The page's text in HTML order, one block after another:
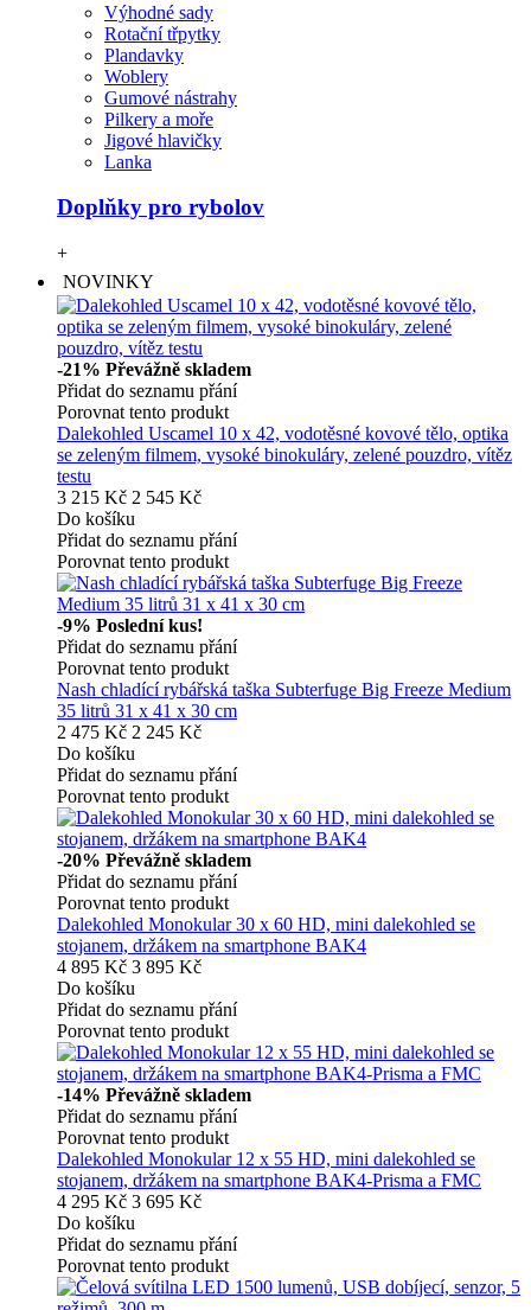
Výhodné sady
Rotační třpytky
Plandavky
Woblery
Gumové nástrahy
Pilkery a moře
Jigové hlavičky
Lanka
Doplňky pro rybolov
+
NOVINKY
-21% Převážně skladem
Přidat do seznamu přání
Porovnat tento produkt
Dalekohled Uscamel 10 x 42, vodotěsné kovové tělo, optika
se zeleným filmem, vysoké binokuláry, zelené pouzdro, vítěz
testu
3 215 Kč 2 545 Kč
Do košíku
Přidat do seznamu přání
Porovnat tento produkt
-9% Poslední kus!
Přidat do seznamu přání
Porovnat tento produkt
Nash chladící rybářská taška Subterfuge Big Freeze Medium
35 litrů 31 x 41 x 30 cm
2 475 Kč 2 245 Kč
Do košíku
Přidat do seznamu přání
Porovnat tento produkt
-20% Převážně skladem
Přidat do seznamu přání
Porovnat tento produkt
Dalekohled Monokular 30 x 60 HD, mini dalekohled se
stojanem, držákem na smartphone BAK4
4 895 Kč 3 895 Kč
Do košíku
Přidat do seznamu přání
Porovnat tento produkt
-14% Převážně skladem
Přidat do seznamu přání
Porovnat tento produkt
Dalekohled Monokular 12 x 55 HD, mini dalekohled se
stojanem, držákem na smartphone BAK4-Prisma a FMC
4 295 Kč 3 695 Kč
Do košíku
Přidat do seznamu přání
Porovnat tento produkt